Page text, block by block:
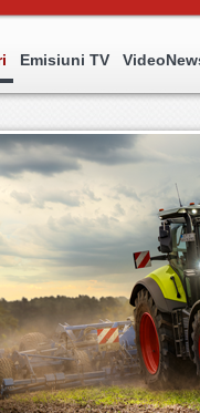
Emisiuni TV